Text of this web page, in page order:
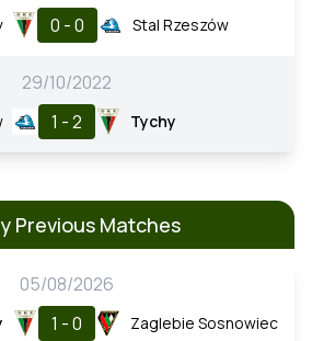
0 - 0 Stal Rzeszów
29/10/2022
1 - 2 Tychy
Previous Matches
05/08/2026
1 - 0 Zaglebie Sosnowiec